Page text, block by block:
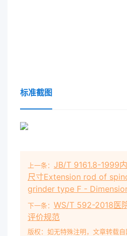
标准截图
上一条： JB/T 9161.8-1999
尺寸Extension rod of
grinder type F -
下一条： WS/T 592-2018医
评价规范
版权：如无特殊注明，文章转载